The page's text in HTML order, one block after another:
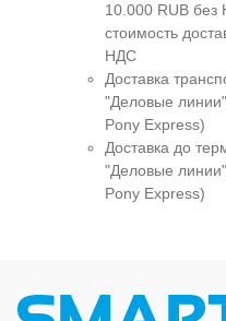
10.000 RUB
стоимость
НДС
Доставка
"Деловые
Pony Express)
Доставка до
"Деловые
Pony Express)